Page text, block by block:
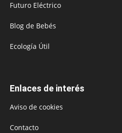
Futuro Eléctrico
Blog de Bebés
Ecología Útil
Enlaces de interés
Aviso de cookies
Contacto